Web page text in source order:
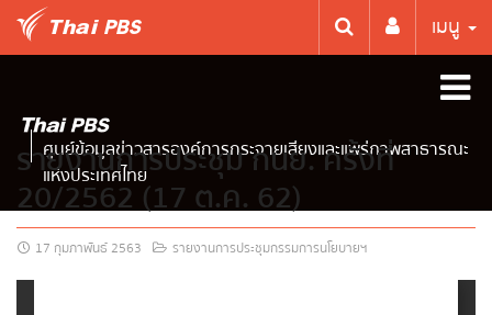
เมนู
ศูนย์ข้อมูลข่าวสารองค์การกระจายเสียงและแพร่ภาพสาธารณะ
แห่งประเทศไทย
รายงานการประชุม กนย. ครั้งที่
20/2562 (17 ต.ค. 62)
17 กุมภาพันธ์ 2563 รายงานการประชุมกรรมการนโยบายฯ